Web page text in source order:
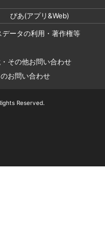
ぴあ(アプリ&Web)
データの利用・著作権等
その他お問い合わせ
お問い合わせ
Reserved.